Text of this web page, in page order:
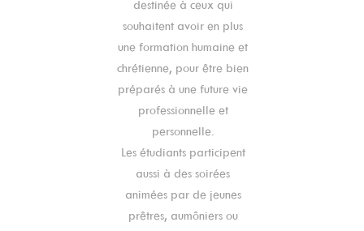
destinée à ceux qui
souhaitent avoir en plus
une formation humaine et
chrétienne, pour être bien
préparés à une future vie
professionnelle et
personnelle.
Les étudiants participent
aussi à des soirées
animées par de jeunes
prêtres, aumôniers ou